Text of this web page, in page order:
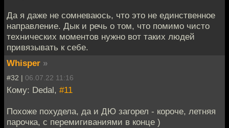
Да я даже не сомневаюсь, что это не единственное
направление. Дык и речь о том, что помимо чисто
технических моментов нужно вот таких людей
привязывать к себе.
Whisper »
#32 | 06.07.22 11:16
Кому: Dedal, #11
Похоже похудела, да и ДЮ загорел - короче, летняя
парочка, с перемигиваниями в конце )